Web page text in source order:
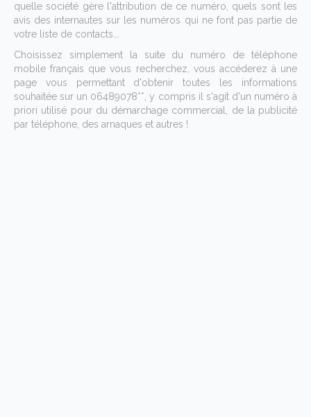
quelle société gère l'attribution de ce numéro, quels sont les
avis des internautes sur les numéros qui ne font pas partie de
votre liste de contacts...
Choisissez simplement la suite du numéro de téléphone
mobile français que vous recherchez, vous accéderez à une
page vous permettant d'obtenir toutes les informations
souhaitée sur un 06489078**, y compris il s'agit d'un numéro à
priori utilisé pour du démarchage commercial, de la publicité
par téléphone, des arnaques et autres !